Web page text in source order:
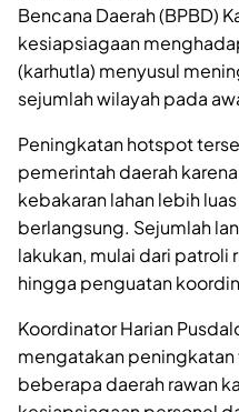
Bencana Daerah (BPBD)
kesiapsiagaan
(karhutla) menyusul
sejumlah wilayah pada
Peningkatan hotspot
pemerintah daerah
kebakaran lahan lebih
berlangsung. Sejumlah
lakukan, mulai dari patroli
hingga penguatan
Koordinator Harian
mengatakan
beberapa daerah rawan